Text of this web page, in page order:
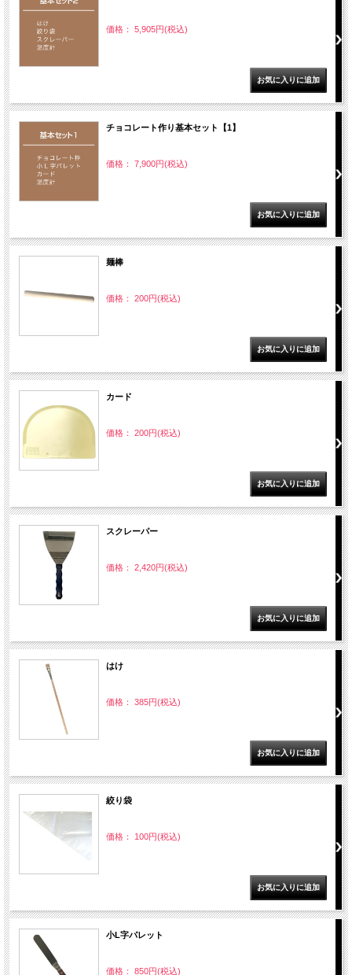
価格： 5,905円(税込)
チョコレート作り基本セット【1】
価格： 7,900円(税込)
麺棒
価格： 200円(税込)
カード
価格： 200円(税込)
スクレーパー
価格： 2,420円(税込)
はけ
価格： 385円(税込)
絞り袋
価格： 100円(税込)
小L字パレット
価格： 850円(税込)